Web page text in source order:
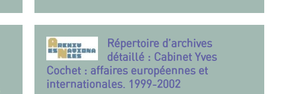
Répertoire d’archives
détaillé : Cabinet Yves
Cochet : affaires européennes et
internationales. 1999-2002